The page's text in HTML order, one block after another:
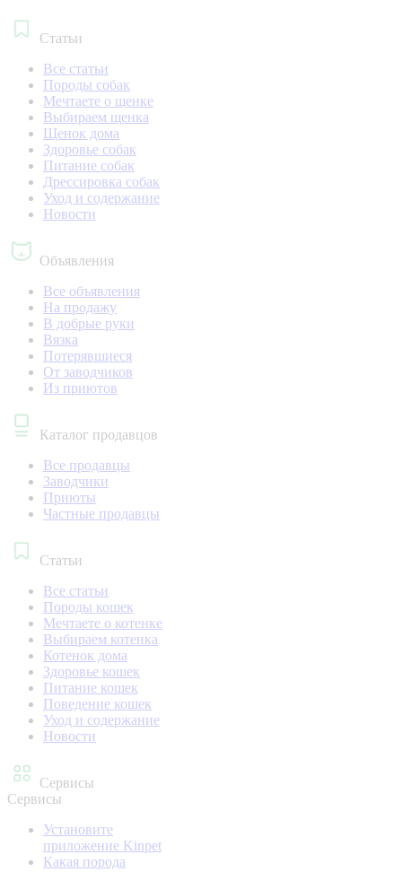
Статьи
Все статьи
Породы собак
Мечтаете о щенке
Выбираем щенка
Щенок дома
Здоровье собак
Питание собак
Дрессировка собак
Уход и содержание
Новости
Объявления
Все объявления
На продажу
В добрые руки
Вязка
Потерявшиеся
От заводчиков
Из приютов
Каталог продавцов
Все продавцы
Заводчики
Приюты
Частные продавцы
Статьи
Все статьи
Породы кошек
Мечтаете о котенке
Выбираем котенка
Котенок дома
Здоровье кошек
Питание кошек
Поведение кошек
Уход и содержание
Новости
Сервисы
Сервисы
Установите
приложение Kinpet
Какая порода